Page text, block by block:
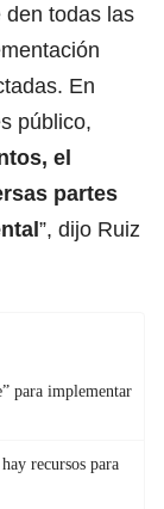
den todas las
En
público,
el
partes
”, dijo Ruiz
para implementar
recursos para